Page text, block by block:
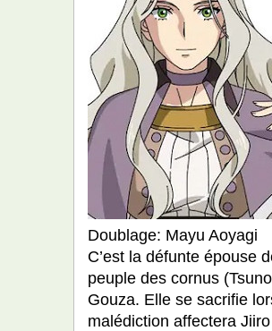
Doublage: Mayu Aoyagi
C’est la défunte épouse
peuple des cornus
Gouza. Elle se sacrifie
malédiction affectera